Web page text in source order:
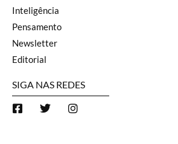
Inteligência
Pensamento
Newsletter
Editorial
SIGA NAS REDES